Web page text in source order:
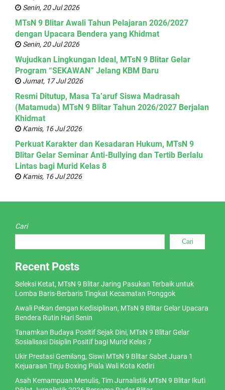
Senin, 20 Jul 2026
MTsN 9 Blitar Awali Tahun Pelajaran 2026/2027
dengan Upacara Bendera yang Khidmat
Senin, 20 Jul 2026
Wujudkan Lingkungan Ideal, MTsN 9 Blitar Gelar
Program “SEKAWAN” Jelang KBM Baru
Jumat, 17 Jul 2026
Resmi Ditutup, Masa Ta’aruf Siswa Madrasah
(Matamuda) MTsN 9 Blitar Tahun 2026/2027 Berjalan
Khidmat
Kamis, 16 Jul 2026
Perkuat Karakter dan Kesadaran Hukum, MTsN 9
Blitar Gelar Seminar Anti-Bullying dan Tertib Berlalu
Lintas bagi Murid Kelas 8
Kamis, 16 Jul 2026
Cari
Cari
Recent Posts
Seleksi Ketat, MTsN 9 Blitar Jaring Pasukan Terbaik untuk
Lomba Baris-Berbaris Tingkat Kecamatan Ponggok
Awali Pekan dengan Kedisiplinan, MTsN 9 Blitar Gelar Upacara
Bendera Rutin Hari Senin
Tanamkan Budaya Positif Sejak Dini, MTsN 9 Blitar Gelar
Sosialisasi Disiplin Positif bagi Murid Kelas 7
Ukir Prestasi Gemilang, Siswi MTsN 9 Blitar Sabet Juara 1
Kejuaraan Tinju Boxing Piala Wali Kota Kediri
Asah Kemampuan Menulis, Tim Jurnalistik MTsN 9 Blitar Ikuti